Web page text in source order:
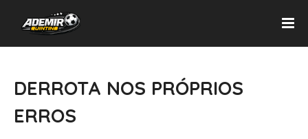
DERROTA NOS PRÓPRIOS
ERROS